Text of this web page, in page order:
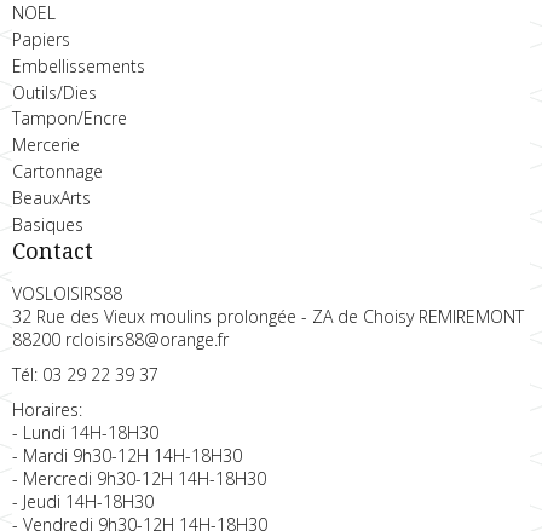
NOEL
Papiers
Embellissements
Outils/Dies
Tampon/Encre
Mercerie
Cartonnage
BeauxArts
Basiques
Contact
VOSLOISIRS88
32 Rue des Vieux moulins prolongée - ZA de Choisy REMIREMONT
88200 rcloisirs88@orange.fr
Tél: 03 29 22 39 37
Horaires:
- Lundi 14H-18H30
- Mardi 9h30-12H 14H-18H30
- Mercredi 9h30-12H 14H-18H30
- Jeudi 14H-18H30
- Vendredi 9h30-12H 14H-18H30